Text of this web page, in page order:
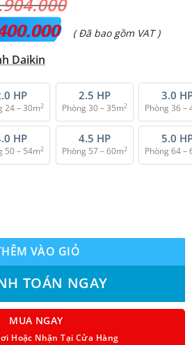
Giá
là:
₫ 28.400.000.
( Đã bao gồm VAT )
Daikin
HP
24 – 30m2
2.5 HP
Phòng 30 – 35m2
3.0
Phòng 36 –
HP
50 – 54m2
4.5 HP
Phòng 57 – 60m2
5.0
Phòng 64 –
(2.5Hp) số lượng
VÀO GIỎ
TOÁN NGAY
MUA NGAY
Hoặc Nhận Tại Cửa Hàng